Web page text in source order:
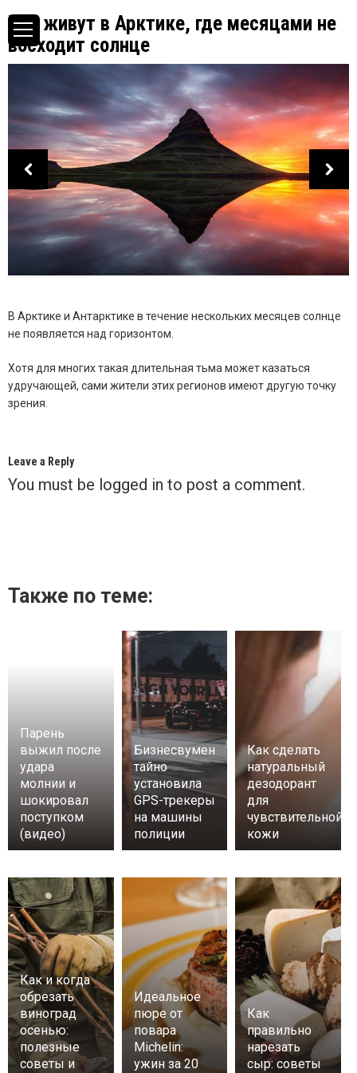
Как живут в Арктике, где месяцами не
восходит солнце
В Арктике и Антарктике в течение нескольких месяцев солнце
не появляется над горизонтом.
Хотя для многих такая длительная тьма может казаться
удручающей, сами жители этих регионов имеют другую точку
зрения.
Leave a Reply
You must be logged in to post a comment.
Также по теме:
Парень
выжил после
удара
молнии и
шокировал
поступком
(видео)
Бизнесвумен
тайно
установила
GPS-трекеры
на машины
полиции
Как сделать
натуральный
дезодорант
для
чувствительной
кожи
Как и когда
обрезать
виноград
осенью:
полезные
советы и
Идеальное
пюре от
повара
Michelin:
ужин за 20
Как
правильно
нарезать
сыр: советы